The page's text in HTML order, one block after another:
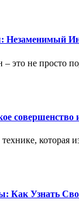
Незаменимый
это не просто
совершенство
Как Узнать